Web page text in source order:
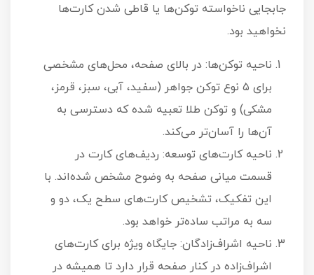
جابجایی ناخواسته توکن‌ها یا قاطی شدن کارت‌ها
نخواهید بود.
ناحیه توکن‌ها: در بالای صفحه، محل‌های مشخصی
برای ۵ نوع توکن جواهر (سفید، آبی، سبز، قرمز،
مشکی) و توکن طلا تعبیه شده که دسترسی به
آن‌ها را آسان‌تر می‌کند.
ناحیه کارت‌های توسعه: ردیف‌های کارت در
قسمت میانی صفحه به وضوح مشخص شده‌اند. با
این تفکیک، تشخیص کارت‌های سطح یک، دو و
سه به مراتب ساده‌تر خواهد بود.
ناحیه اشراف‌زادگان: جایگاه ویژه برای کارت‌های
اشراف‌زاده در کنار صفحه قرار دارد تا همیشه در